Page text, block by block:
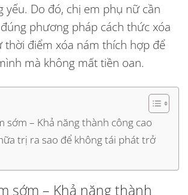
yếu. Do đó, chị em phụ nữ cần
phương pháp cách thức xóa
thời điểm xóa nám thích hợp để
mà không mất tiền oan.
sớm – Khả năng thành công cao
trị ra sao để không tái phát trở
sớm – Khả năng thành